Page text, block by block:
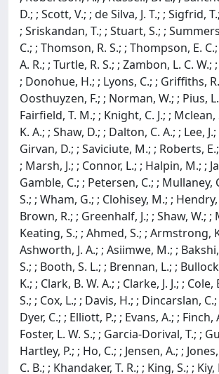
D.; ; Scott, V.; ; de Silva, J. T.; ; Sigfrid,
; Sriskandan, T.; ; Stuart, S.; ;
C.; ; Thomson, R. S.; ; Thompson, E.
A. R.; ; Turtle, R. S.; ; Zambon, L. C.
; Donohue, H.; ; Lyons, C.; ; Griffiths,
Oosthuyzen, F.; ; Norman, W.; ; Pius,
Fairfield, T. M.; ; Knight, C. J.; ;
K. A.; ; Shaw, D.; ; Dalton, C. A.; ; Lee,
Girvan, D.; ; Saviciute, M.; ; Roberts,
; Marsh, J.; ; Connor, L.; ; Halpin, M.; ;
Gamble, C.; ; Petersen, C.; ; Mullaney,
S.; ; Wham, G.; ; Clohisey, M.; ;
Brown, R.; ; Greenhalf, J.; ; Shaw, W.; ;
Keating, S.; ; Ahmed, S.; ; Armstrong,
Ashworth, J. A.; ; Asiimwe, M.; ;
S.; ; Booth, S. L.; ; Brennan, L.; ;
K.; ; Clark, B. W. A.; ; Clarke, J. J.; ; Cole,
S.; ; Cox, L.; ; Davis, H.; ; Dincarslan,
Dyer, C.; ; Elliott, P.; ; Evans, A.; ; Finch,
Foster, L. W. S.; ; Garcia-Dorival, T.; ;
Hartley, P.; ; Ho, C.; ; Jensen, A.; ;
C. B.; ; Khandaker, T. R.; ; King, S.; ; Kiy,